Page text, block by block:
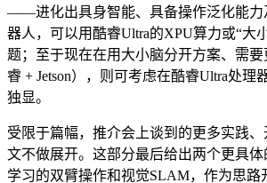
——进化出具身智能、具备操作泛化能力
器人，可以用酷睿Ultra的XPU算力或“大
题；至于现在在用大小脑分开方案、需
睿 + Jetson），则可考虑在酷睿Ultra处理
独显。
受限于篇幅，推介会上谈到的更多实践
文不做展开。这部分最后给出两个更具
学习的双臂操作和视觉SLAM，作为思路